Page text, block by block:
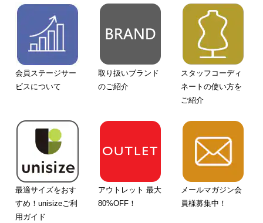
会員ステージサー
ビスについて
取り扱いブランド
のご紹介
スタッフコーディ
ネートの使い方を
ご紹介
最適サイズをおす
すめ！unisizeご利
用ガイド
アウトレット 最大
80%OFF！
メールマガジン会
員様募集中！